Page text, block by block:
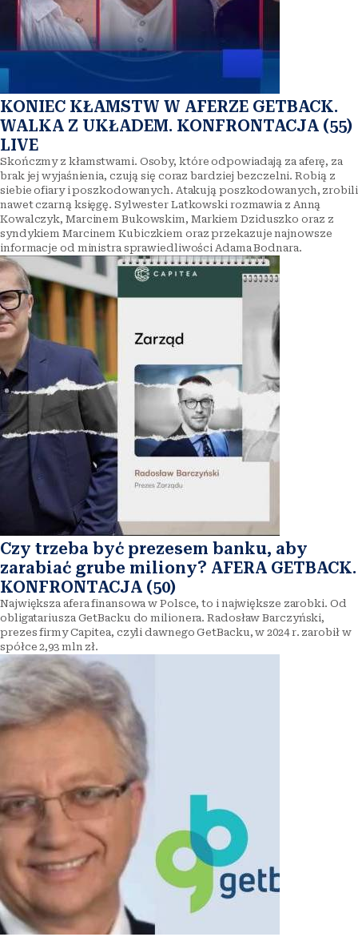
KONIEC KŁAMSTW W AFERZE GETBACK.
WALKA Z UKŁADEM. KONFRONTACJA (55)
LIVE
Skończmy z kłamstwami. Osoby, które odpowiadają za aferę, za
brak jej wyjaśnienia, czują się coraz bardziej bezczelni. Robią z
siebie ofiary i poszkodowanych. Atakują poszkodowanych, zrobili
nawet czarną księgę. Sylwester Latkowski rozmawia z Anną
Kowalczyk, Marcinem Bukowskim, Markiem Dziduszko oraz z
syndykiem Marcinem Kubiczkiem oraz przekazuje najnowsze
informacje od ministra sprawiedliwości Adama Bodnara.
Czy trzeba być prezesem banku, aby
zarabiać grube miliony? AFERA GETBACK.
KONFRONTACJA (50)
Największa afera finansowa w Polsce, to i największe zarobki. Od
obligatariusza GetBacku do milionera. Radosław Barczyński,
prezes firmy Capitea, czyli dawnego GetBacku, w 2024 r. zarobił w
spółce 2,93 mln zł.